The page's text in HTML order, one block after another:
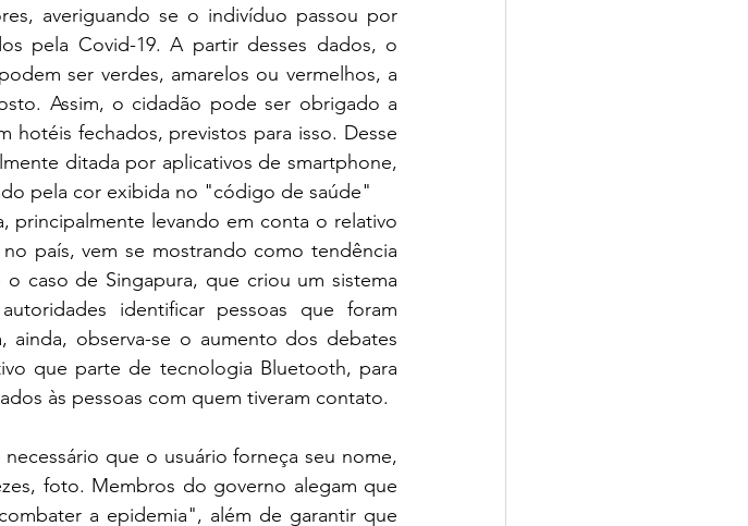
averiguando se o indivíduo passou por
pela Covid-19. A partir desses dados, o
ser verdes, amarelos ou vermelhos, a
Assim, o cidadão pode ser obrigado a
hotéis fechados, previstos para isso. Desse
ditada por aplicativos de smartphone,
pela cor exibida no "código de saúde"
principalmente levando em conta o relativo
país, vem se mostrando como tendência
caso de Singapura, que criou um sistema
identificar pessoas que foram
ainda, observa-se o aumento dos debates
que parte de tecnologia Bluetooth, para
às pessoas com quem tiveram contato.
que o usuário forneça seu nome,
foto. Membros do governo alegam que
a epidemia", além de garantir que